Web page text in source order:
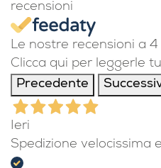
recensioni
Le nostre recensioni a 4
Clicca qui per leggerle
Precedente
Ieri
Spedizione velocissima